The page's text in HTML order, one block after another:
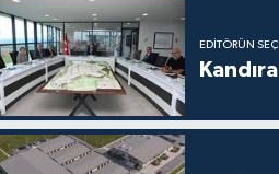
EDITÖRÜN